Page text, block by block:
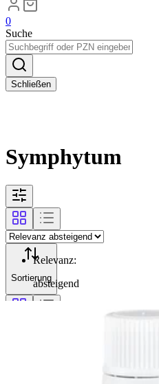
0
Suche
Schließen
Symphytum
Sortierung
Relevanz:
absteigend